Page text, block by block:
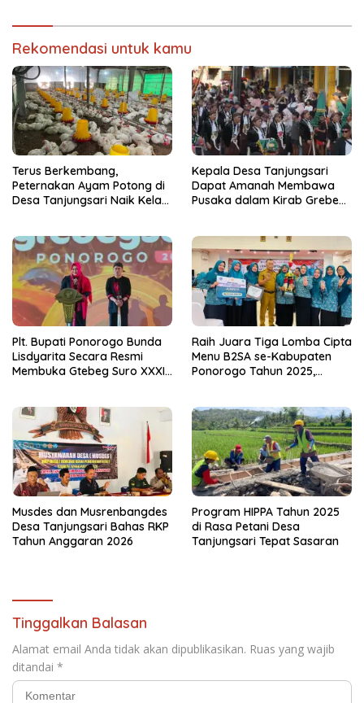
Rekomendasi untuk kamu
Terus Berkembang,
Peternakan Ayam Potong di
Desa Tanjungsari Naik Kelas
Kepala Desa Tanjungsari
Dapat Amanah Membawa
Pusaka dalam Kirab Grebeg
Plt. Bupati Ponorogo Bunda
Lisdyarita Secara Resmi
Membuka Gtebeg Suro XXXI
Raih Juara Tiga Lomba Cipta
Menu B2SA se-Kabupaten
Ponorogo Tahun 2025,
Musdes dan Musrenbangdes
Desa Tanjungsari Bahas RKP
Tahun Anggaran 2026
Program HIPPA Tahun 2025
di Rasa Petani Desa
Tanjungsari Tepat Sasaran
Tinggalkan Balasan
Alamat email Anda tidak akan dipublikasikan. Ruas yang wajib
ditandai *